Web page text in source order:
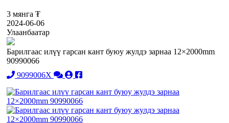
3 мянга ₮
2024-06-06
Улаанбаатар
Барилгаас илүү гарсан кант буюу жулдэ зарнаа 12×2000mm
90990066
9099006X